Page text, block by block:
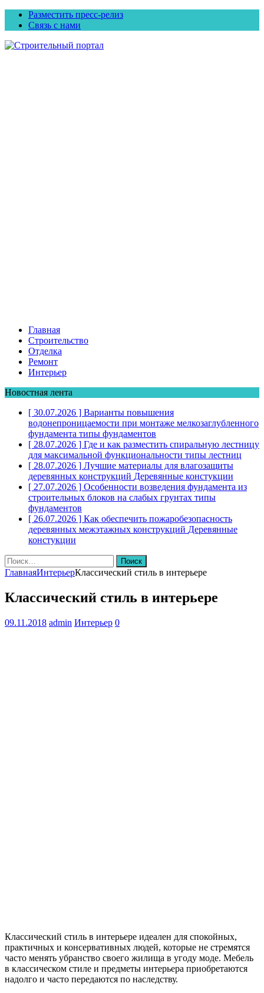
Разместить пресс-релиз
Связь с нами
Главная
Строительство
Отделка
Ремонт
Интерьер
Новостная лента
[ 30.07.2026 ] Варианты повышения
водонепроницаемости при монтаже мелкозаглубленного
фундамента типы фундаментов
[ 28.07.2026 ] Где и как разместить спиральную лестницу
для максимальной функциональности типы лестниц
[ 28.07.2026 ] Лучшие материалы для влагозащиты
деревянных конструкций Деревянные констукции
[ 27.07.2026 ] Особенности возведения фундамента из
строительных блоков на слабых грунтах типы
фундаментов
[ 26.07.2026 ] Как обеспечить пожаробезопасность
деревянных межэтажных конструкций Деревянные
констукции
Найти:
ГлавнаяИнтерьерКлассический стиль в интерьере
Классический стиль в интерьере
09.11.2018 admin Интерьер 0
Классический стиль в интерьере идеален для спокойных,
практичных и консервативных людей, которые не стремятся
часто менять убранство своего жилища в угоду моде. Мебель
в классическом стиле и предметы интерьера приобретаются
надолго и часто передаются по наследству.